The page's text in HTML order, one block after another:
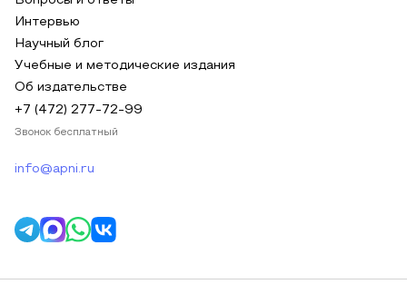
Интервью
Научный блог
Учебные и методические издания
Об издательстве
+7 (472) 277-72-99
Звонок бесплатный
info@apni.ru